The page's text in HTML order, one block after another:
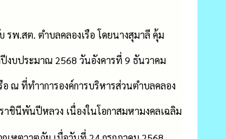
พ.สต. ตำบลคลองเรือ โดยนางสุมาลี คุ้ม
งบประมาณ 2568 วันอังคารที่ 9 ธันวาคม
ณ ที่ทำาการองค์การบริหารส่วนตำบลคลอง
ชินีพันปีหลวง เนื่องในโอกาสมหามงคลเฉลิม